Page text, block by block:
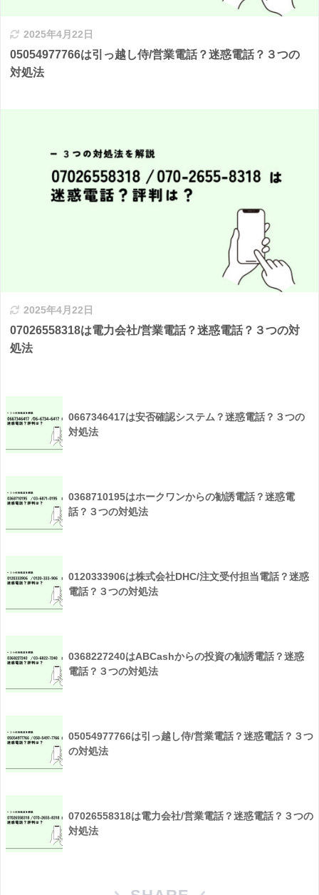
2025年4月22日
05054977766は引っ越し侍/営業電話？迷惑電話？３つの
対処法
2025年4月22日
07026558318は電力会社/営業電話？迷惑電話？３つの対
処法
0667346417は安否確認システム？迷惑電話？３つの
対処法
0368710195はホークワンからの勧誘電話？迷惑電
話？３つの対処法
0120333906は株式会社DHC/注文受付担当電話？迷惑
電話？３つの対処法
0368227240はABCashからの投資の勧誘電話？迷惑
電話？３つの対処法
05054977766は引っ越し侍/営業電話？迷惑電話？３つ
の対処法
07026558318は電力会社/営業電話？迷惑電話？３つの
対処法